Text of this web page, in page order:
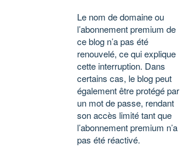
Le nom de domaine ou
l’abonnement premium de
ce blog n’a pas été
renouvelé, ce qui explique
cette interruption. Dans
certains cas, le blog peut
également être protégé par
un mot de passe, rendant
son accès limité tant que
l’abonnement premium n’a
pas été réactivé.